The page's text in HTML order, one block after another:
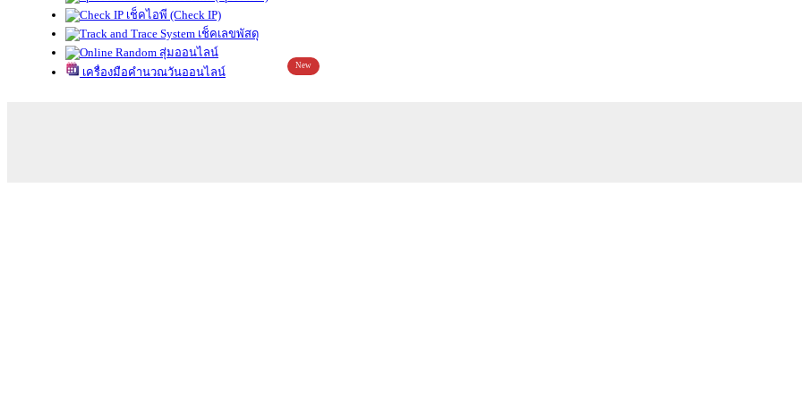
เช็คไอพี (Check IP)
เช็คเลขพัสดุ
สุ่มออนไลน์
เครื่องมือคำนวณวันออนไลน์
New